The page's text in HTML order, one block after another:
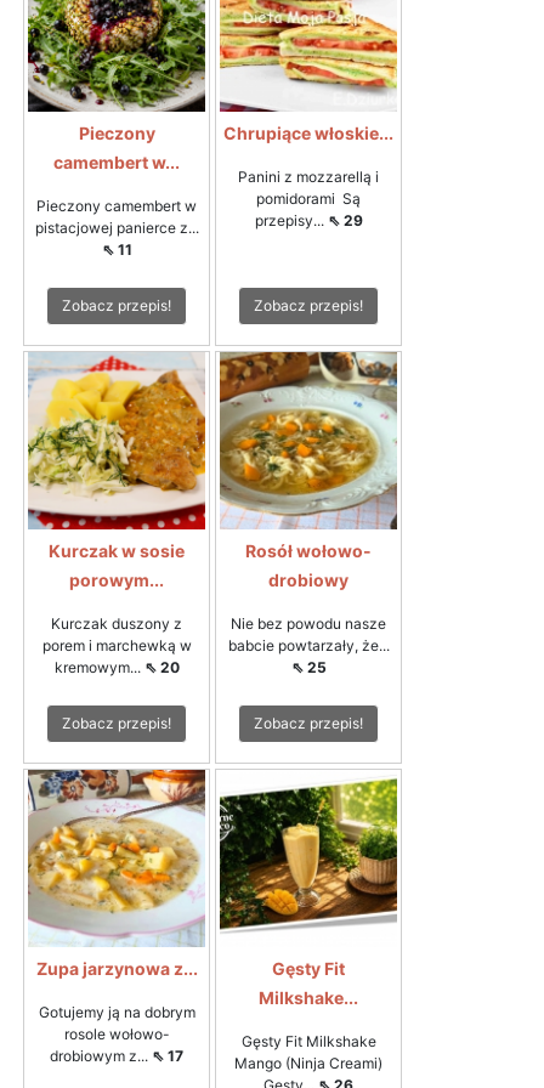
Pieczony
camembert w...
Pieczony camembert w
pistacjowej panierce z...
⇖ 11
Zobacz przepis!
Chrupiące włoskie...
Panini z mozzarellą i
pomidorami Są
przepisy... ⇖ 29
Zobacz przepis!
Kurczak w sosie
porowym...
Kurczak duszony z
porem i marchewką w
kremowym... ⇖ 20
Zobacz przepis!
Rosół wołowo-
drobiowy
Nie bez powodu nasze
babcie powtarzały, że...
⇖ 25
Zobacz przepis!
Zupa jarzynowa z...
Gotujemy ją na dobrym
rosole wołowo-
drobiowym z... ⇖ 17
Gęsty Fit
Milkshake...
Gęsty Fit Milkshake
Mango (Ninja Creami)